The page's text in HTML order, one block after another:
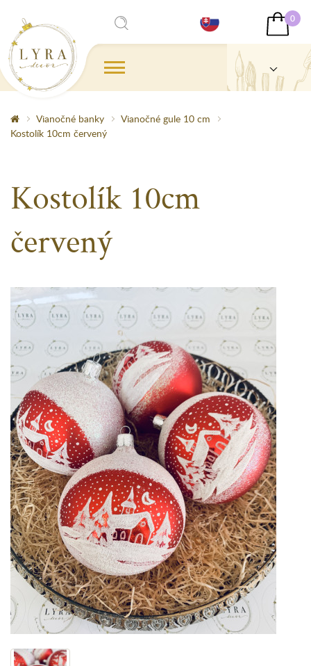
0
Vianočné banky
Vianočné gule 10 cm
Kostolík 10cm červený
Kostolík 10cm
červený